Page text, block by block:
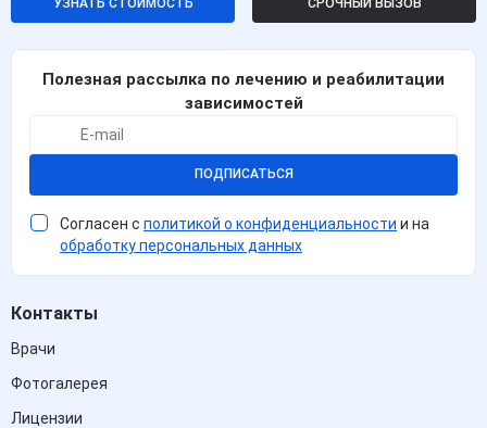
УЗНАТЬ СТОИМОСТЬ СРОЧНЫЙ ВЫЗОВ
Полезная рассылка по лечению и реабилитации
зависимостей
ПОДПИСАТЬСЯ
Согласен с политикой о конфиденциальности и на
обработку персональных данных
Контакты
Врачи
Фотогалерея
Лицензии